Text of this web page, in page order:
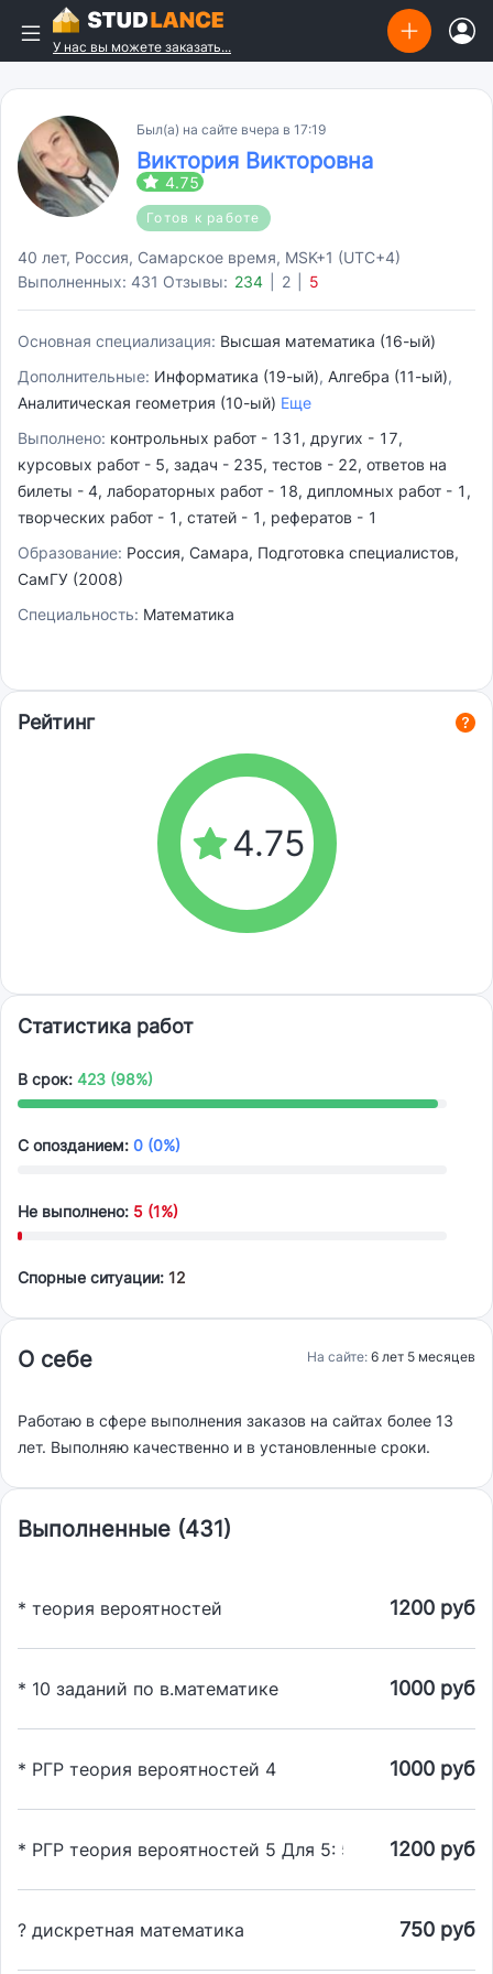
У нас вы можете заказать...
Был(а) на сайте вчера в 17:19
Виктория Викторовна
4.75
Готов к работе
40 лет, Россия, Самарское время, MSK+1 (UTC+4)
Выполненных: 431 Отзывы: 234 2 5
Основная специализация: Высшая математика (16-ый)
Дополнительные: Информатика (19-ый), Алгебра (11-ый),
Аналитическая геометрия (10-ый) Еще
Выполнено: контрольных работ - 131, других - 17,
курсовых работ - 5, задач - 235, тестов - 22, ответов на
билеты - 4, лабораторных работ - 18, дипломных работ - 1,
творческих работ - 1, статей - 1, рефератов - 1
Образование: Россия, Самара, Подготовка специалистов,
СамГУ (2008)
Специальность: Математика
Рейтинг
4.75
Статистика работ
В срок: 423 (98%)
С опозданием: 0 (0%)
Не выполнено: 5 (1%)
Спорные ситуации: 12
О себе На сайте: 6 лет 5 месяцев
Работаю в сфере выполнения заказов на сайтах более 13
лет. Выполняю качественно и в установленные сроки.
Выполненные (431)
* теория вероятностей 1200 руб
* 10 заданий по в.математике 1000 руб
* РГР теория вероятностей 4 1000 руб
* РГР теория вероятностей 5 Для 5: 5,32 и гипотезы
1200 руб
? дискретная математика 750 руб